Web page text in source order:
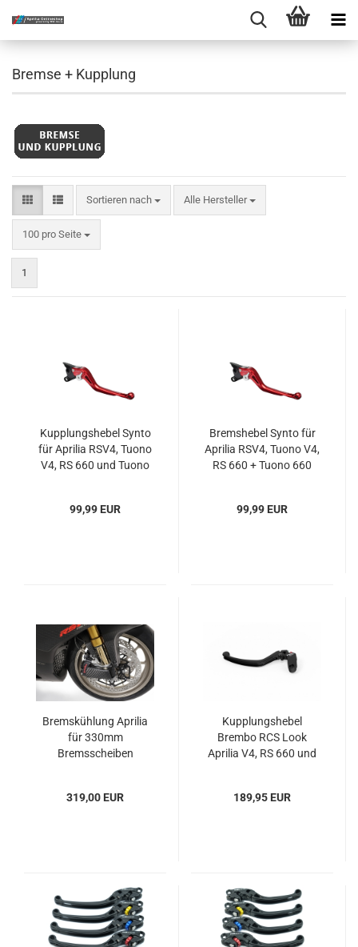
Bremse + Kupplung
Sortieren nach
Sortieren nach Alle Hersteller
100 pro Seite
pro Seite
1
Kupplungshebel Synto
für Aprilia RSV4, Tuono
V4, RS 660 und Tuono
99,99 EUR
Bremshebel Synto für
Aprilia RSV4, Tuono V4,
RS 660 + Tuono 660
99,99 EUR
Bremskühlung Aprilia
für 330mm
Bremsscheiben
319,00 EUR
Kupplungshebel
Brembo RCS Look
Aprilia V4, RS 660 und
189,95 EUR